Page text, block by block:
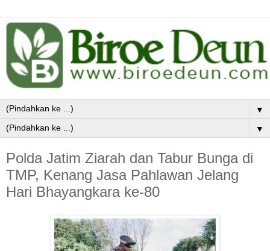
▼
▼
Polda Jatim Ziarah dan Tabur Bunga di
TMP, Kenang Jasa Pahlawan Jelang
Hari Bhayangkara ke-80